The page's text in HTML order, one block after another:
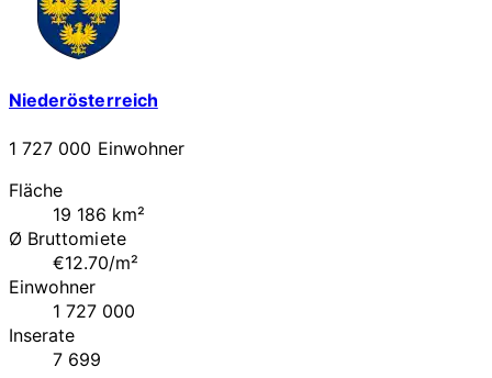
Niederösterreich
1 727 000 Einwohner
Fläche
19 186 km²
Ø Bruttomiete
€12.70/m²
Einwohner
1 727 000
Inserate
7 699